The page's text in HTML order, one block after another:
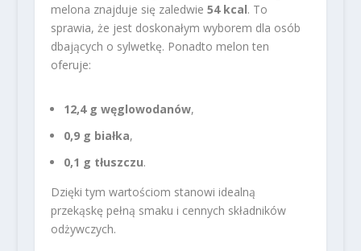
melona znajduje się zaledwie 54 kcal. To
sprawia, że jest doskonałym wyborem dla osób
dbających o sylwetkę. Ponadto melon ten
oferuje:
12,4 g węglowodanów,
0,9 g białka,
0,1 g tłuszczu.
Dzięki tym wartościom stanowi idealną
przekąskę pełną smaku i cennych składników
odżywczych.